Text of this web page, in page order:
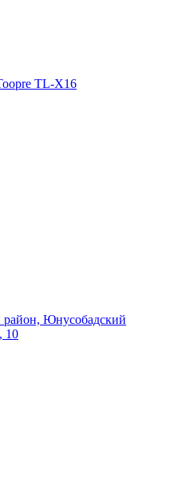
TL-X16
Юнусобадский
10